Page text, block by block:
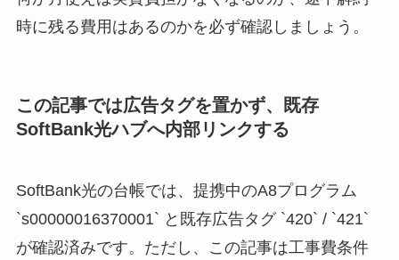
時に残る費用はあるのかを必ず確認しましょう。
この記事では広告タグを置かず、既存
SoftBank光ハブへ内部リンクする
SoftBank光の台帳では、提携中のA8プログラム
`s00000016370001` と既存広告タグ `420` / `421`
が確認済みです。ただし、この記事は工事費条件